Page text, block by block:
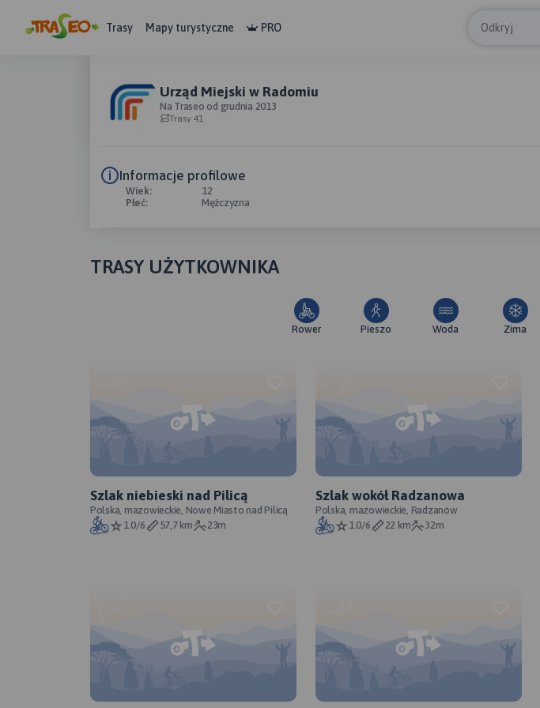
Trasy Mapy turystyczne PRO Odkryj
Urząd Miejski w Radomiu
Na Traseo od grudnia 2013
Trasy 41
Informacje profilowe
Wiek:
12
Płeć:
Mężczyzna
TRASY UŻYTKOWNIKA
Rower Pieszo Woda Zima
Szlak niebieski nad Pilicą
Polska, mazowieckie, Nowe Miasto nad Pilicą
1.0/6
57,7 km 23m
Szlak wokół Radzanowa
Polska, mazowieckie, Radzanów
1.0/6
22 km 32m